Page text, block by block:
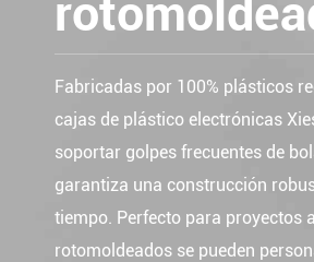
Fabricadas por 100% plásticos
cajas de plástico electrónicas
soportar golpes frecuentes de
garantiza una construcción
tiempo. Perfecto para proyectos
rotomoldeados se pueden